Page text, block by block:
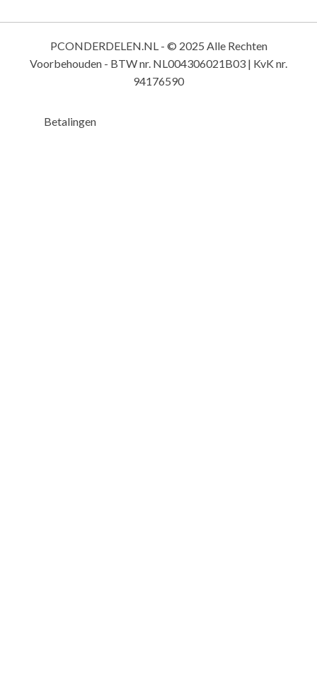
PCONDERDELEN.NL - © 2025 Alle Rechten
Voorbehouden - BTW nr. NL004306021B03 | KvK nr.
94176590
Betalingen